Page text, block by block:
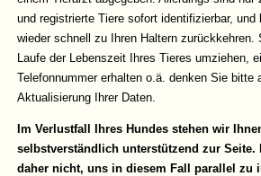
und registrierte Tiere sofort identifizierbar,
wieder schnell zu Ihren Haltern zurückkehren.
Laufe der Lebenszeit Ihres Tieres umziehen,
Telefonnummer erhalten o.ä. denken Sie bitte
Aktualisierung Ihrer Daten.
Im Verlustfall Ihres Hundes stehen wir
selbstverständlich unterstützend zur Seite.
daher nicht, uns in diesem Fall parallel zu